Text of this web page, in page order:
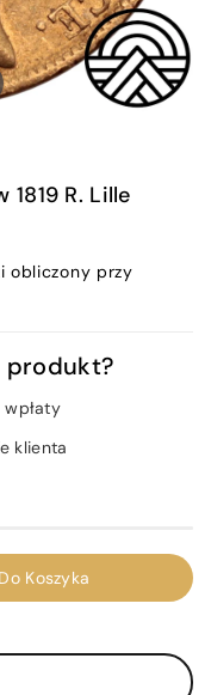
1819 R. Lille
obliczony przy
produkt?
klienta
Koszyka